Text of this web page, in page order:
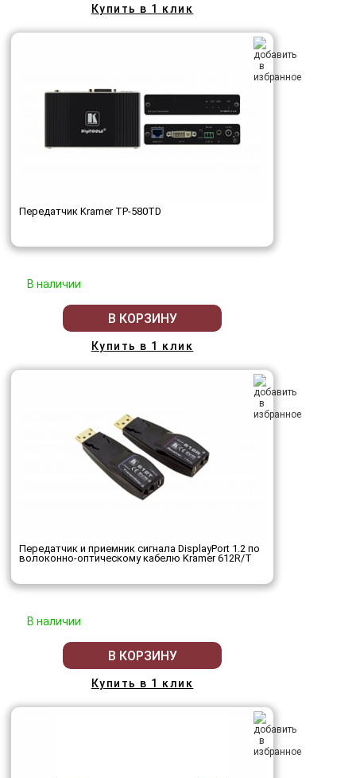
Купить в 1 клик
Передатчик Kramer TP-580TD
В наличии
В КОРЗИНУ
Купить в 1 клик
Передатчик и приемник сигнала DisplayPort 1.2 по
волоконно-оптическому кабелю Kramer 612R/T
В наличии
В КОРЗИНУ
Купить в 1 клик